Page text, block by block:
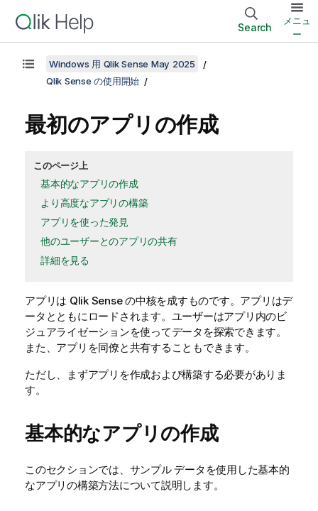
Search
メニュ
ー
Windows 用 Qlik Sense May 2025
Qlik Sense の使用開始
最初のアプリの作成
このページ上
基本的なアプリの作成
より高度なアプリの構築
アプリを使った発見
他のユーザーとのアプリの共有
詳細を見る
アプリは Qlik Senseの中核を成すものです。アプリはデ
ータとともにロードされます。ユーザーはアプリ内のビ
ジュアライゼーションを使ってデータを探索できます。
また、アプリを同僚と共有することもできます。
ただし、まずアプリを作成および構築する必要がありま
す。
基本的なアプリの作成
このセクションでは、サンプル データを使用した基本的
なアプリの構築方法について説明します。